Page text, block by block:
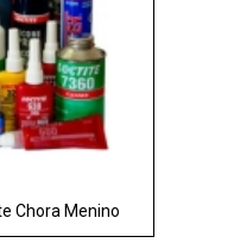
Chora Menino